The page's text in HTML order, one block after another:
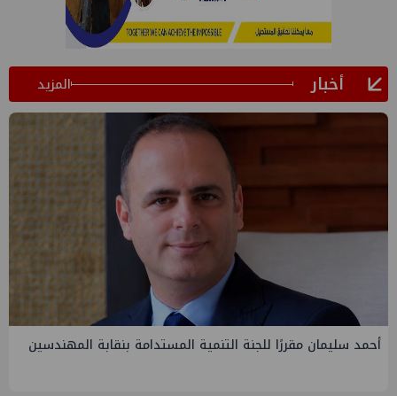
أخبار المزيد
PMS تنهي أعمال إنزال الخطوط البحرية الثلاث بمشروع المرحلة